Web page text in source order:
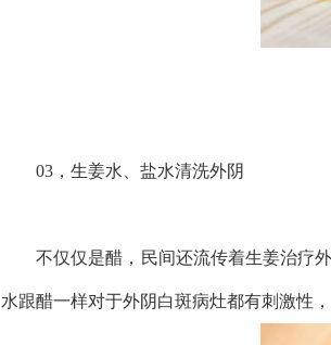
03，生姜水、盐水清洗外阴
不仅仅是醋，民间还流传着生姜治疗
水跟醋一样对于外阴白斑病灶都有刺激性